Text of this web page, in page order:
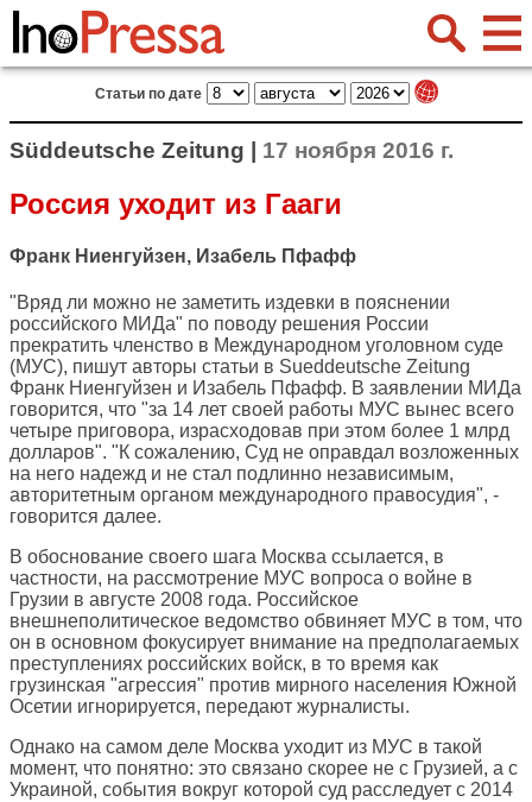
Статьи по дате
Süddeutsche Zeitung | 17 ноября 2016 г.
Россия уходит из Гааги
Франк Ниенгуйзен, Изабель Пфафф
"Вряд ли можно не заметить издевки в пояснении
российского МИДа" по поводу решения России
прекратить членство в Международном уголовном суде
(МУС), пишут авторы статьи в Sueddeutsche Zeitung
Франк Ниенгуйзен и Изабель Пфафф. В заявлении МИДа
говорится, что "за 14 лет своей работы МУС вынес всего
четыре приговора, израсходовав при этом более 1 млрд
долларов". "К сожалению, Суд не оправдал возложенных
на него надежд и не стал подлинно независимым,
авторитетным органом международного правосудия", -
говорится далее.
В обоснование своего шага Москва ссылается, в
частности, на рассмотрение МУС вопроса о войне в
Грузии в августе 2008 года. Российское
внешнеполитическое ведомство обвиняет МУС в том, что
он в основном фокусирует внимание на предполагаемых
преступлениях российских войск, в то время как
грузинская "агрессия" против мирного населения Южной
Осетии игнорируется, передают журналисты.
Однако на самом деле Москва уходит из МУС в такой
момент, что понятно: это связано скорее не с Грузией, а с
Украиной, события вокруг которой суд расследует с 2014